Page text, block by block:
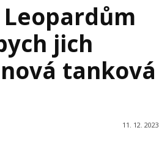
jich
tanková
11. 12. 2023